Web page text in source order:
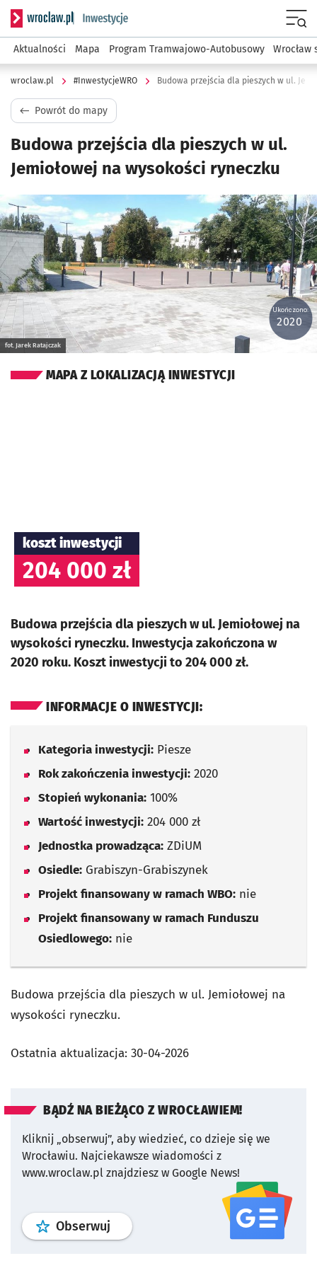
Serwis informacyjny wroclaw.pl podserwis:
Aktualności Mapa Program Tramwajowo-Autobusowy Wrocław
wroclaw.pl #InwestycjeWRO Budowa przejścia dla pieszych w ul.
Powrót do mapy
Budowa przejścia dla pieszych w ul.
Jemiołowej na wysokości ryneczku
Kliknij, aby powiększyć
fot. Jarek Ratajczak
Ukończono:
2020
MAPA Z LOKALIZACJĄ INWESTYCJI
koszt inwestycji
204 000 zł
Budowa przejścia dla pieszych w ul. Jemiołowej na
wysokości ryneczku. Inwestycja zakończona w
2020 roku. Koszt inwestycji to 204 000 zł.
INFORMACJE O INWESTYCJI:
Kategoria inwestycji: Piesze
Rok zakończenia inwestycji: 2020
Stopień wykonania: 100%
Wartość inwestycji: 204 000 zł
Jednostka prowadząca: ZDiUM
Osiedle: Grabiszyn-Grabiszynek
Projekt finansowany w ramach WBO: nie
Projekt finansowany w ramach Funduszu
Osiedlowego: nie
Budowa przejścia dla pieszych w ul. Jemiołowej na
wysokości ryneczku.
Ostatnia aktualizacja: 30-04-2026
BĄDŹ NA BIEŻĄCO Z WROCŁAWIEM!
Kliknij „obserwuj”, aby wiedzieć, co dzieje się we
Wrocławiu. Najciekawsze wiadomości z
www.wroclaw.pl znajdziesz w Google News!
Obserwuj profil serwisu